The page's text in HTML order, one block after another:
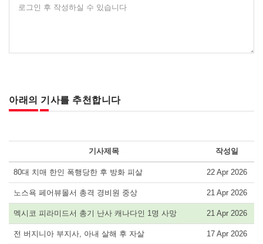
로그인 후 작성하실 수 있습니다
아래의 기사를 추천합니다
기사제목 작성일
80대 치매 한인 폭행당한 후 방화 피살 22 Apr 2026
노스욕 페어뷰몰서 총격 경비원 중상 21 Apr 2026
멕시코 피라미드서 총기 난사 캐나다인 1명 사망 21 Apr 2026
전 버지니아 부지사, 아내 살해 후 자살 17 Apr 2026